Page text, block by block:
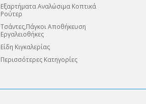
Εξαρτήματα Αναλώσιμα Κοπτικά
Ρούτερ
Τσάντες,Πάγκοι Αποθήκευση
Εργαλειοθήκες
Είδη Κιγκαλερίας
Περισσότερες Κατηγορίες